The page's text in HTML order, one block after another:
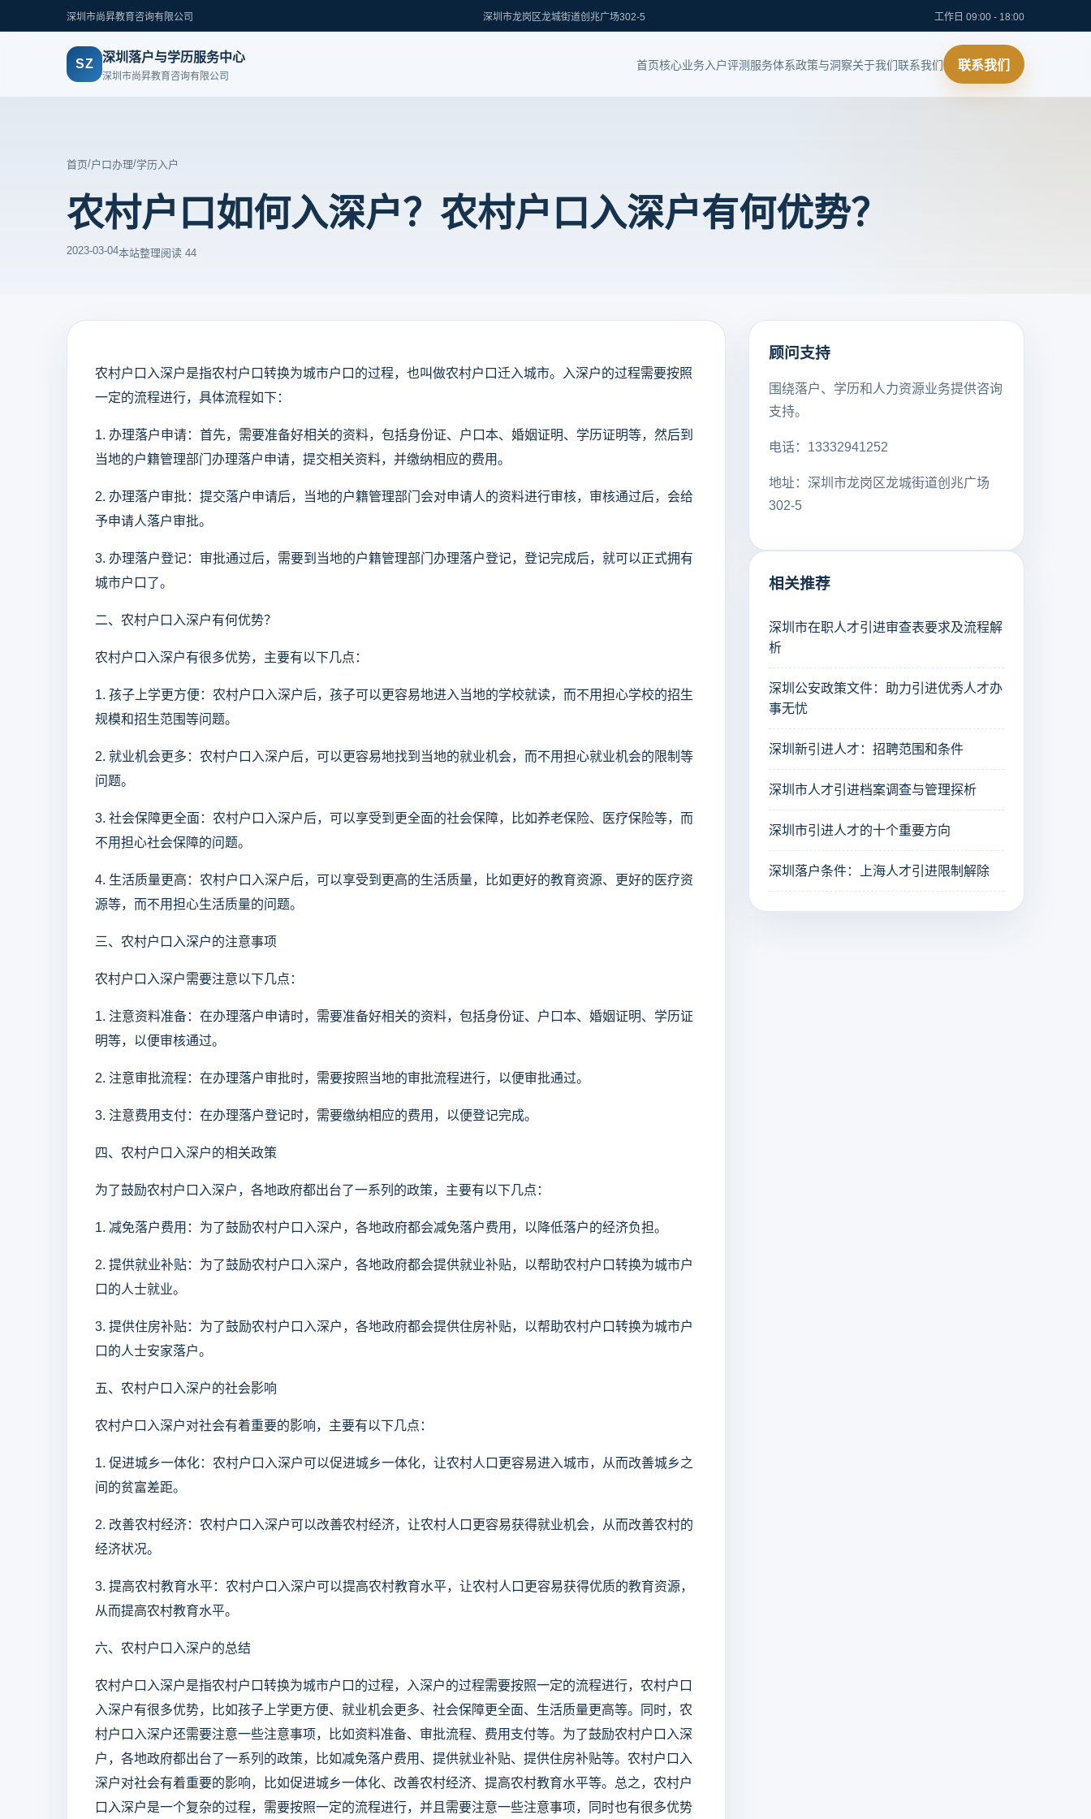
深圳市尚昇教育咨询有限公司 深圳市龙岗区龙城街道创兆广场302-5 工作日 09:00 - 18:00
SZ 深圳落户与学历服务中心
深圳市尚昇教育咨询有限公司
首页核心业务入户评测 服务体系政策与洞察关于我们联系我们 联系我们
首页/户口办理/学历入户
农村户口如何入深户？农村户口入深户有何优势？
2023-03-04本站整理阅读 44
农村户口入深户是指农村户口转换为城市户口的过程，也叫做农村户口迁入城市。入深户的过程需要按照
一定的流程进行，具体流程如下：
1. 办理落户申请：首先，需要准备好相关的资料，包括身份证、户口本、婚姻证明、学历证明等，然后到
当地的户籍管理部门办理落户申请，提交相关资料，并缴纳相应的费用。
2. 办理落户审批：提交落户申请后，当地的户籍管理部门会对申请人的资料进行审核，审核通过后，会给
予申请人落户审批。
3. 办理落户登记：审批通过后，需要到当地的户籍管理部门办理落户登记，登记完成后，就可以正式拥有
城市户口了。
二、农村户口入深户有何优势？
农村户口入深户有很多优势，主要有以下几点：
1. 孩子上学更方便：农村户口入深户后，孩子可以更容易地进入当地的学校就读，而不用担心学校的招生
规模和招生范围等问题。
2. 就业机会更多：农村户口入深户后，可以更容易地找到当地的就业机会，而不用担心就业机会的限制等
问题。
3. 社会保障更全面：农村户口入深户后，可以享受到更全面的社会保障，比如养老保险、医疗保险等，而
不用担心社会保障的问题。
4. 生活质量更高：农村户口入深户后，可以享受到更高的生活质量，比如更好的教育资源、更好的医疗资
源等，而不用担心生活质量的问题。
三、农村户口入深户的注意事项
农村户口入深户需要注意以下几点：
1. 注意资料准备：在办理落户申请时，需要准备好相关的资料，包括身份证、户口本、婚姻证明、学历证
明等，以便审核通过。
2. 注意审批流程：在办理落户审批时，需要按照当地的审批流程进行，以便审批通过。
3. 注意费用支付：在办理落户登记时，需要缴纳相应的费用，以便登记完成。
四、农村户口入深户的相关政策
为了鼓励农村户口入深户，各地政府都出台了一系列的政策，主要有以下几点：
1. 减免落户费用：为了鼓励农村户口入深户，各地政府都会减免落户费用，以降低落户的经济负担。
2. 提供就业补贴：为了鼓励农村户口入深户，各地政府都会提供就业补贴，以帮助农村户口转换为城市户
口的人士就业。
3. 提供住房补贴：为了鼓励农村户口入深户，各地政府都会提供住房补贴，以帮助农村户口转换为城市户
口的人士安家落户。
五、农村户口入深户的社会影响
农村户口入深户对社会有着重要的影响，主要有以下几点：
1. 促进城乡一体化：农村户口入深户可以促进城乡一体化，让农村人口更容易进入城市，从而改善城乡之
间的贫富差距。
2. 改善农村经济：农村户口入深户可以改善农村经济，让农村人口更容易获得就业机会，从而改善农村的
经济状况。
3. 提高农村教育水平：农村户口入深户可以提高农村教育水平，让农村人口更容易获得优质的教育资源，
从而提高农村教育水平。
六、农村户口入深户的总结
农村户口入深户是指农村户口转换为城市户口的过程，入深户的过程需要按照一定的流程进行，农村户口
入深户有很多优势，比如孩子上学更方便、就业机会更多、社会保障更全面、生活质量更高等。同时，农
村户口入深户还需要注意一些注意事项，比如资料准备、审批流程、费用支付等。为了鼓励农村户口入深
户，各地政府都出台了一系列的政策，比如减免落户费用、提供就业补贴、提供住房补贴等。农村户口入
深户对社会有着重要的影响，比如促进城乡一体化、改善农村经济、提高农村教育水平等。总之，农村户
口入深户是一个复杂的过程，需要按照一定的流程进行，并且需要注意一些注意事项，同时也有很多优势
顾问支持
围绕落户、学历和人力资源业务提供咨询
支持。
电话：13332941252
地址：深圳市龙岗区龙城街道创兆广场
302-5
相关推荐
深圳市在职人才引进审查表要求及流程解
析
深圳公安政策文件：助力引进优秀人才办
事无忧
深圳新引进人才：招聘范围和条件
深圳市人才引进档案调查与管理探析
深圳市引进人才的十个重要方向
深圳落户条件：上海人才引进限制解除